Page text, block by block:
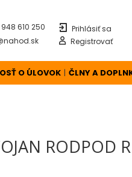
948 610 250
Prihlásiť sa
Registrovať
O ÚLOVOK | ČLNY A
RODPOD